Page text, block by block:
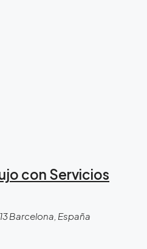
con Servicios
Barcelona, España